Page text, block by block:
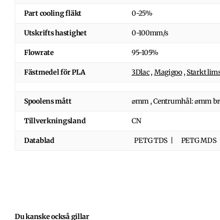
Part cooling fläkt 0-25%
Utskrifts hastighet 0-100mm/s
Flowrate 95-105%
Fästmedel för PLA 3Dlac, Magigoo, Starkt
Spoolens mått ⌀mm , Centrumhål: ⌀mm
Tillverkningsland CN
Datablad PETG TDS | PETG MDS
Du kanske också gillar